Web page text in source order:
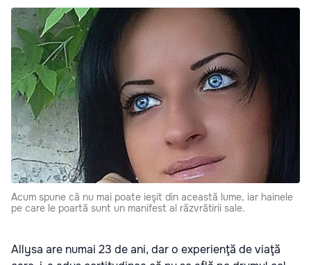
Acum spune că nu mai poate ieşit din această lume, iar hainele
pe care le poartă sunt un manifest al răzvrătirii sale.
Allysa are numai 23 de ani, dar o experienţă de viaţă